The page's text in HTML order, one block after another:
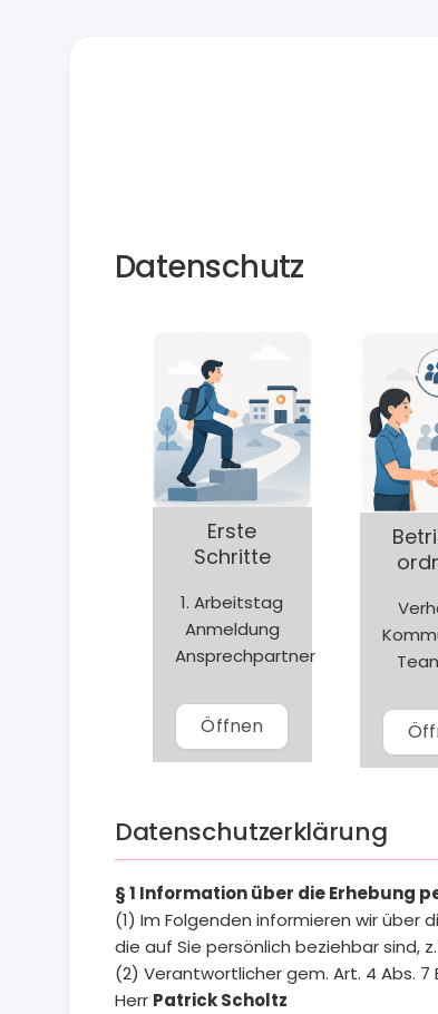
Datenschutz
Erste
Schritte
1. Arbeitstag
Anmeldung
Ansprechpartner
Öffnen
Datenschutzerklärung
§ 1 Information über die Erhebung
(1) Im Folgenden informieren wir über
die auf Sie persönlich beziehbar sind,
(2) Verantwortlicher gem. Art. 4 Abs.
Herr Patrick Scholtz